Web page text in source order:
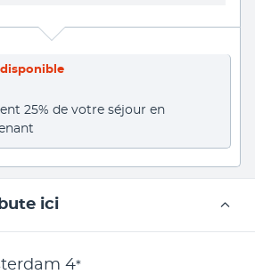
25% de votre séjour en
ici
4*